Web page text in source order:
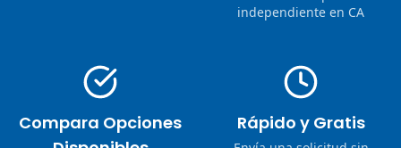
independiente en CA
Compara Opciones
Rápido y Gratis